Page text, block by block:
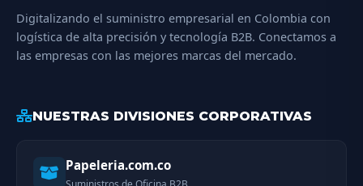
Digitalizando el suministro empresarial en Colombia con
logística de alta precisión y tecnología B2B. Conectamos a
las empresas con las mejores marcas del mercado.
NUESTRAS DIVISIONES CORPORATIVAS
Papeleria.com.co